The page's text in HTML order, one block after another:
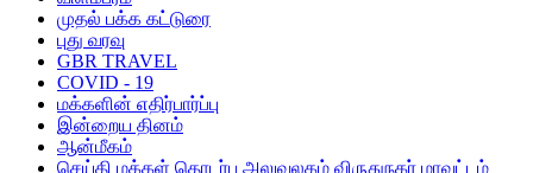
முதல் பக்க கட்டுரை
புது வரவு
GBR TRAVEL
COVID - 19
மக்களின் எதிர்பார்ப்பு
இன்றைய தினம்
ஆன்மீகம்
செய்தி மக்கள் தொடர்பு அலுவலகம் விருதுநகர் மாவட்டம்